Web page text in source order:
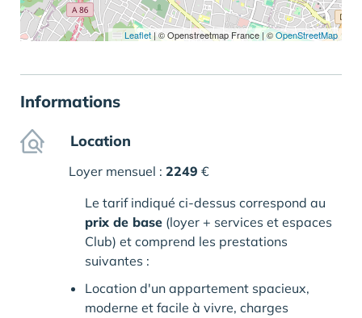
Leaflet |© Openstreetmap France | ©OpenStreetMap
Informations
Location
Loyer mensuel : 2249 €
Le tarif indiqué ci-dessus correspond au
prix de base (loyer + services et espaces
Club) et comprend les prestations
suivantes :
Location d'un appartement spacieux,
moderne et facile à vivre, charges